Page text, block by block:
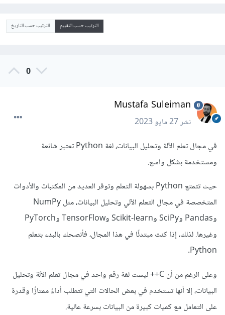
الترتيب حسب التقييم الترتيب حسب التاريخ
0
Mustafa Suleiman
نشر27 مايو 2023
في مجال تعلم الآلة وتحليل البيانات، لغة Python تعتبر شائعة
ومستخدمة بشكل واسع.
حيث تتمتع Python بسهولة التعلم وتوفر العديد من المكتبات والأدوات
المتخصصة في مجال التعلم الآلي وتحليل البيانات، مثل NumPy
وPandas وSciPy وScikit-learn وTensorFlow وPyTorch
وغيرها. لذلك، إذا كنت مبتدئًا في هذا المجال، فأنصحك بالبدء بتعلم
Python.
وعلى الرغم من أن C++ ليست لغة رقم واحد في مجال تعلم الآلة وتحليل
البيانات، إلا أنها تستخدم في بعض الحالات التي تتطلب أداءً ممتازًا وقدرة
على التعامل مع كميات كبيرة من البيانات بسرعة عالية.